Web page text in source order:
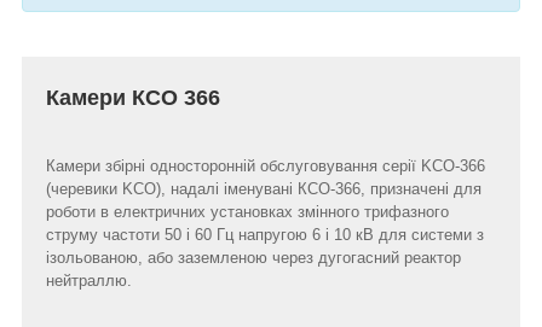
Камери КСО 366
Камери збірні односторонній обслуговування серії KCO-366
(черевики KCO), надалі іменувані КСО-366, призначені для
роботи в електричних установках змінного трифазного
струму частоти 50 і 60 Гц напругою 6 і 10 кВ для системи з
ізольованою, або заземленою через дугогасний реактор
нейтраллю.